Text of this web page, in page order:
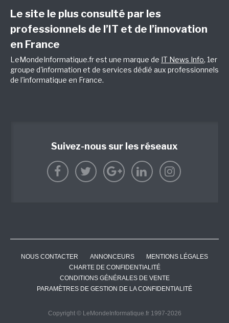
Le site le plus consulté par les
professionnels de l’IT et de l’innovation
en France
LeMondeInformatique.fr est une marque de IT News Info, 1er
groupe d'information et de services dédié aux professionnels
de l'informatique en France.
Suivez-nous sur les réseaux
NOUS CONTACTER ANNONCEURS
MENTIONS LÉGALES
CHARTE DE CONFIDENTIALITÉ
CONDITIONS GÉNÉRALES DE VENTE
PARAMÈTRES DE GESTION DE LA CONFIDENTIALITÉ
Copyright © LeMondeInformatique.fr 1997-2026